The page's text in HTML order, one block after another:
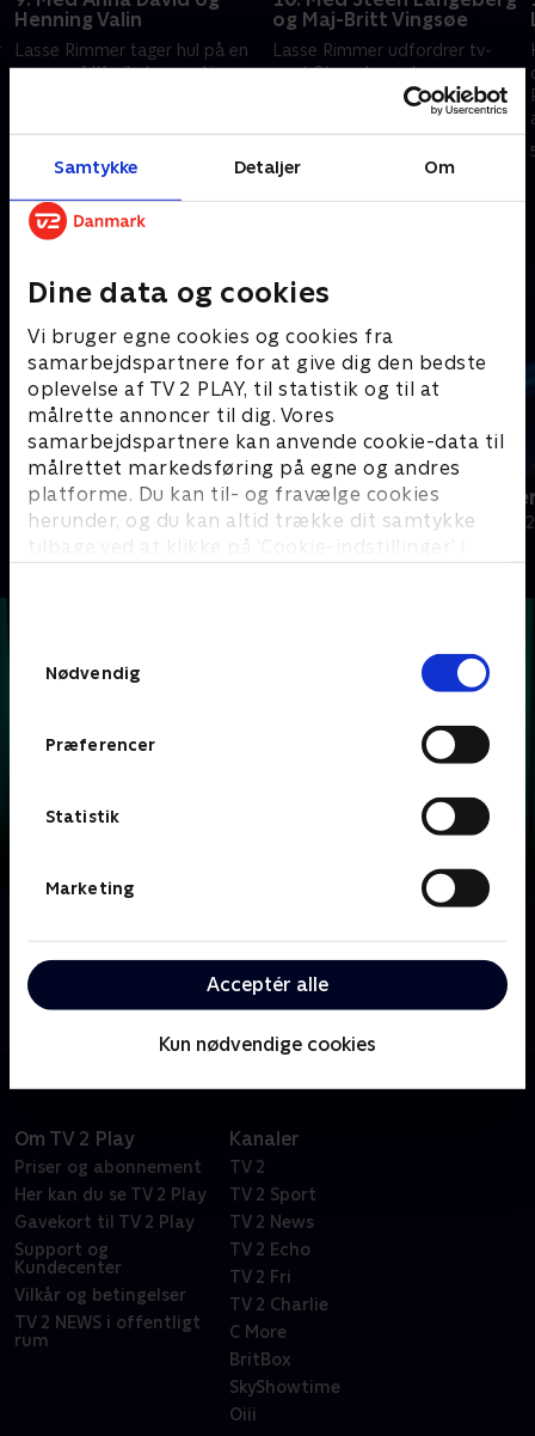
Samtykke Detaljer Om
Dine data og cookies
Vi bruger egne cookies og cookies fra
samarbejdspartnere for at give dig den bedste
oplevelse af TV 2 PLAY, til statistik og til at
målrette annoncer til dig. Vores
samarbejdspartnere kan anvende cookie-data til
målrettet markedsføring på egne og andres
platforme. Du kan til- og fravælge cookies
herunder, og du kan altid trække dit samtykke
tilbage ved at klikke på ’Cookie-indstillinger’ i
Nødvendig
Præferencer
Statistik
Marketing
Acceptér alle
Kun nødvendige cookies
Henning Valin
Lasse Rimmer tager hul på en
ny uge af 'Krejlerkongen' i
David og holdkaptajnerne
Brian Lykke og Line Kruse.
og Maj-Britt Vingsøe
Lasse Rimmer udfordrer tv-
vært Steen Langeberg og
radiovært Maj-Britt Vingsøe i
den stolte kunst at prissætte
krejl. De får hjælp af Brian
Lykke og Line Kruse
Andre så også
24 stjerners julikalender
TV-Shows • 1 sæsoner
Hvem vil
Quiz-shows •
Lasse Rimmer er vært, når to hold kendte danskere
skal bluffe, gætte, købe og sælge sig igennem en
Om TV 2 Play
Priser og abonnement
Her kan du se TV 2 Play
Gavekort til TV 2 Play
Support og
Kundecenter
Vilkår og betingelser
TV 2 NEWS i offentligt
rum
Kanaler
TV 2
TV 2 Sport
TV 2 News
TV 2 Echo
TV 2 Fri
TV 2 Charlie
C More
BritBox
SkyShowtime
Oiii